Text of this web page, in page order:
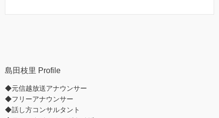
島田枝里 Profile
◆元信越放送アナウンサー
◆フリーアナウンサー
◆話し方コンサルタント